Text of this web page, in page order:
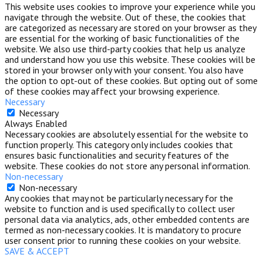
This website uses cookies to improve your experience while you
navigate through the website. Out of these, the cookies that
are categorized as necessary are stored on your browser as they
are essential for the working of basic functionalities of the
website. We also use third-party cookies that help us analyze
and understand how you use this website. These cookies will be
stored in your browser only with your consent. You also have
the option to opt-out of these cookies. But opting out of some
of these cookies may affect your browsing experience.
Necessary
Necessary
Always Enabled
Necessary cookies are absolutely essential for the website to
function properly. This category only includes cookies that
ensures basic functionalities and security features of the
website. These cookies do not store any personal information.
Non-necessary
Non-necessary
Any cookies that may not be particularly necessary for the
website to function and is used specifically to collect user
personal data via analytics, ads, other embedded contents are
termed as non-necessary cookies. It is mandatory to procure
user consent prior to running these cookies on your website.
SAVE & ACCEPT